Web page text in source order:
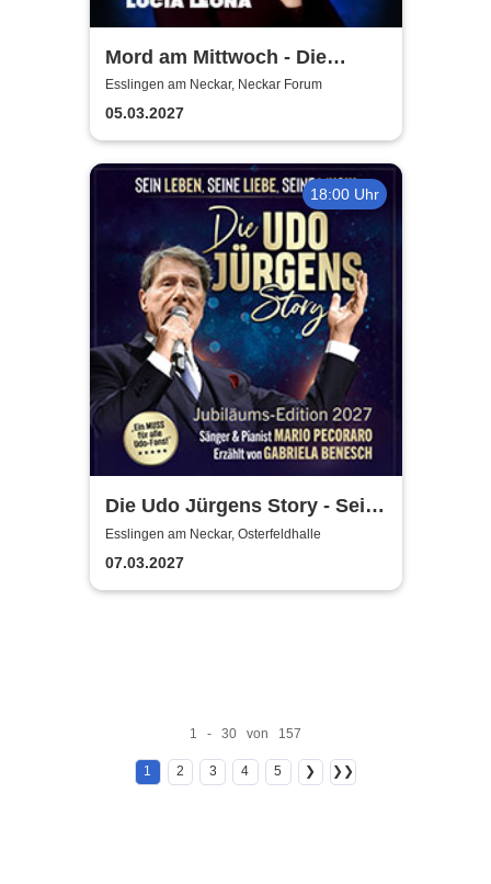
Mord am Mittwoch - Die
Crime Show 2027 - Lucia
Leona
Esslingen am Neckar, Neckar Forum
05.03.2027
18:00 Uhr
Die Udo Jürgens Story - Sein
Leben, seine Liebe, seine
Musik! Konzerte 2027
Esslingen am Neckar, Osterfeldhalle
07.03.2027
1 - 30 von 157
1 2 3 4 5 ❯ ❯❯